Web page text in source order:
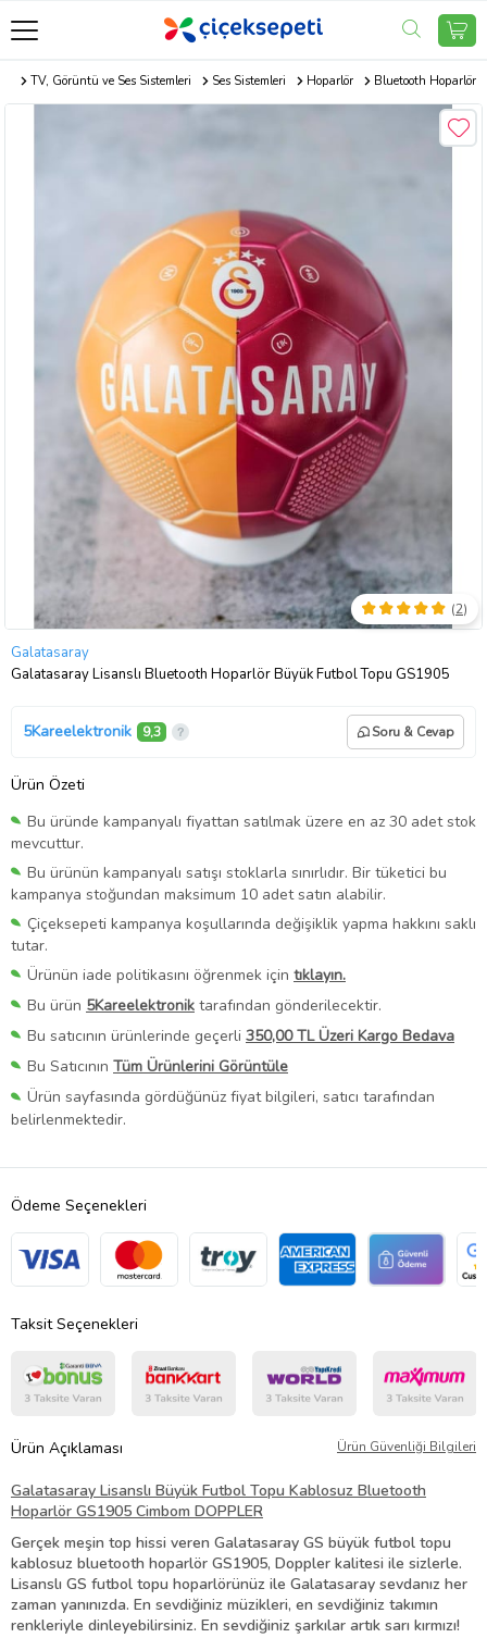
TV, Görüntü ve Ses Sistemleri Ses Sistemleri Hoparlör Bluetooth Hoparlör
Galatasaray
Galatasaray Lisanslı Bluetooth Hoparlör Büyük Futbol Topu GS1905
(2)
5Kareelektronik 9,3 Soru & Cevap
Ürün Özeti
Bu üründe kampanyalı fiyattan satılmak üzere en az 30 adet stok
mevcuttur.
Bu ürünün kampanyalı satışı stoklarla sınırlıdır. Bir tüketici bu
kampanya stoğundan maksimum 10 adet satın alabilir.
Çiçeksepeti kampanya koşullarında değişiklik yapma hakkını saklı
tutar.
Ürünün iade politikasını öğrenmek için tıklayın.
Bu ürün 5Kareelektronik tarafından gönderilecektir.
Bu satıcının ürünlerinde geçerli 350,00 TL Üzeri Kargo Bedava
Bu Satıcının Tüm Ürünlerini Görüntüle
Ürün sayfasında gördüğünüz fiyat bilgileri, satıcı tarafından
belirlenmektedir.
Ödeme Seçenekleri
Taksit Seçenekleri
Ürün Açıklaması Ürün Güvenliği Bilgileri
Galatasaray Lisanslı Büyük Futbol Topu Kablosuz Bluetooth
Hoparlör GS1905 Cimbom DOPPLER
Gerçek meşin top hissi veren Galatasaray GS büyük futbol topu
kablosuz bluetooth hoparlör GS1905, Doppler kalitesi ile sizlerle.
Lisanslı GS futbol topu hoparlörünüz ile Galatasaray sevdanız her
zaman yanınızda. En sevdiğiniz müzikleri, en sevdiğiniz takımın
renkleriyle dinleyebilirsiniz. En sevdiğiniz şarkılar artık sarı kırmızı!